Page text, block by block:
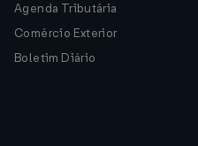
Agenda Tributária
Comércio Exterior
Boletim Diário